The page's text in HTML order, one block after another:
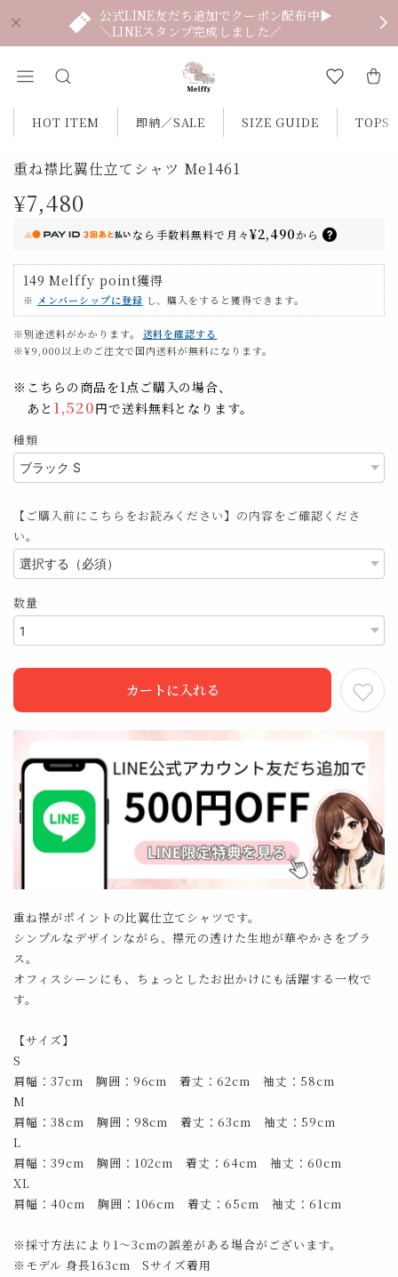
公式LINE友だち追加でクーポン配布中▶
＼LINEスタンプ完成しました／
HOT ITEM 即納／SALE SIZE GUIDE TOPS
重ね襟比翼仕立てシャツ Me1461
¥7,480
なら 手数料無料で 月々¥2,490から
149 Melffy point獲得
※ メンバーシップに登録 し、購入をすると獲得できます。
※別途送料がかかります。
送料を確認する
※¥9,000以上のご注文で国内送料が無料になります。
※こちらの商品を1点ご購入の場合、
あと 1,520円で送料無料となります。
種類
【ご購入前にこちらをお読みください】の内容をご確認くださ
い。
数量
カートに入れる
重ね襟がポイントの比翼仕立てシャツです。
シンプルなデザインながら、襟元の透けた生地が華やかさをプラ
ス。
オフィスシーンにも、ちょっとしたお出かけにも活躍する一枚で
す。
【サイズ】
S
肩幅：37cm 胸囲：96cm 着丈：62cm 袖丈：58cm
M
肩幅：38cm 胸囲：98cm 着丈：63cm 袖丈：59cm
L
肩幅：39cm 胸囲：102cm 着丈：64cm 袖丈：60cm
XL
肩幅：40cm 胸囲：106cm 着丈：65cm 袖丈：61cm
※採寸方法により1～3cmの誤差がある場合がございます。
※モデル 身長163cm Sサイズ着用